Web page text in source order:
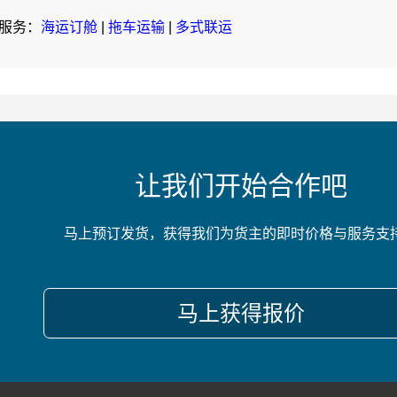
务： 海运订舱 拖车运输 多式联运
让我们开始合作吧
马上预订发货，获得我们为货主的即时价格与服务支
马上获得报价